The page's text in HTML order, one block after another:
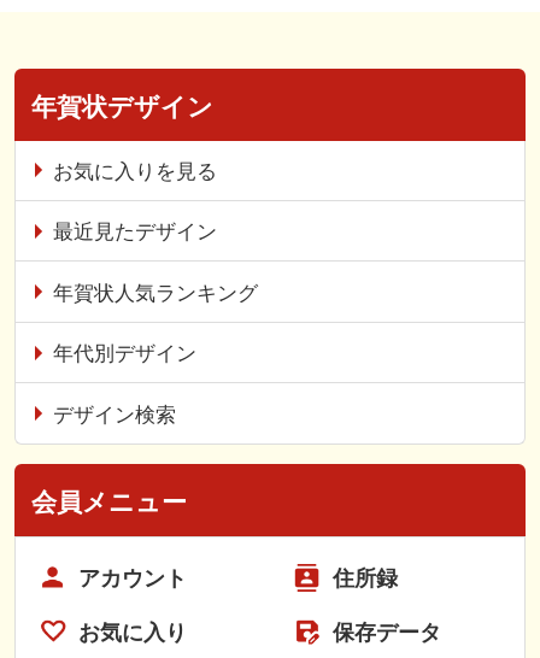
年賀状デザイン
お気に入りを見る
最近見たデザイン
年賀状人気ランキング
年代別デザイン
デザイン検索
会員メニュー
アカウント 住所録
お気に入り 保存データ